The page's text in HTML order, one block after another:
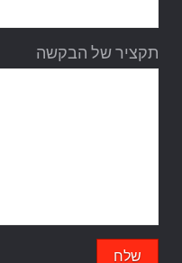
תקציר של הבקשה